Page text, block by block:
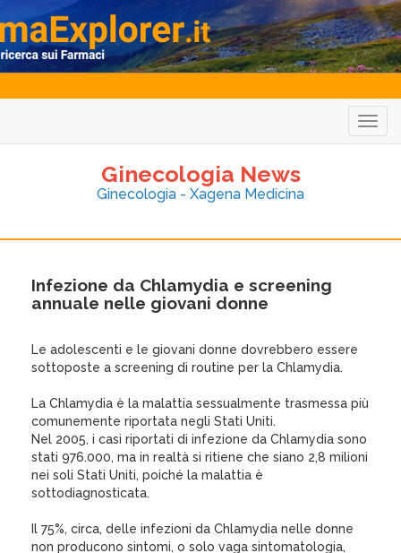
Ginecologia News
Ginecologia - Xagena Medicina
Infezione da Chlamydia e screening
annuale nelle giovani donne
Le adolescenti e le giovani donne dovrebbero essere
sottoposte a screening di routine per la Chlamydia.
La Chlamydia è la malattia sessualmente trasmessa più
comunemente riportata negli Stati Uniti.
Nel 2005, i casi riportati di infezione da Chlamydia sono
stati 976.000, ma in realtà si ritiene che siano 2,8 milioni
nei soli Stati Uniti, poiché la malattia è
sottodiagnosticata.
Il 75%, circa, delle infezioni da Chlamydia nelle donne
non producono sintomi, o solo vaga sintomatologia,